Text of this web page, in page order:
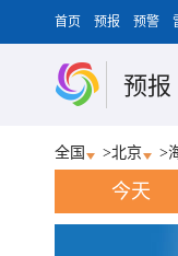
首页 预报 预警
预报
全国 >北京 >
今天